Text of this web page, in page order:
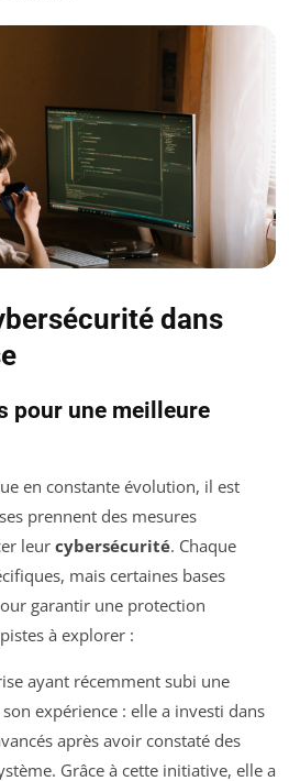
dans
pour une meilleure
en constante évolution, il est
prennent des mesures
leur cybersécurité. Chaque
mais certaines bases
garantir une protection
à explorer :
ayant récemment subi une
expérience : elle a investi dans
après avoir constaté des
Grâce à cette initiative, elle a